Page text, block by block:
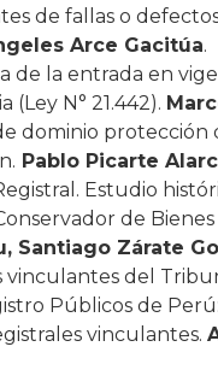
de fallas o
Arce Gacitúa.
de la entrada en
(Ley N° 21.442).
dominio protección
Pablo Picarte
Estudio
de Bienes
Santiago Zárate
vinculantes del
Públicos de
vinculantes.